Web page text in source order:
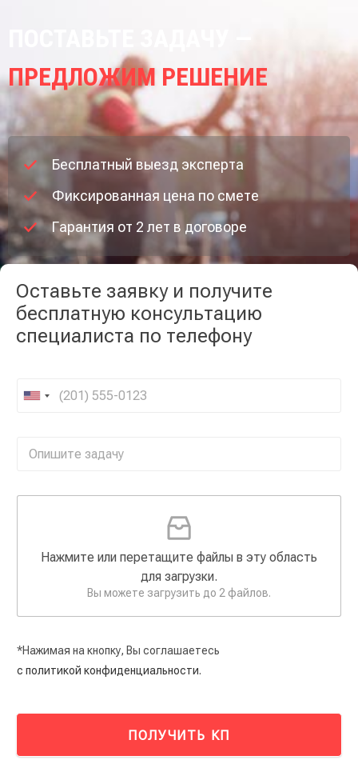
ПРЕДЛОЖИМ РЕШЕНИЕ
Бесплатный выезд эксперта
Фиксированная цена по смете
Гарантия от 2 лет в договоре
Оставьте заявку и получите
бесплатную консультацию
специалиста по телефону
Нажмите или перетащите файлы в эту область
для загрузки.
Вы можете загрузить до 2 файлов.
*Нажимая на кнопку, Вы соглашаетесь
с политикой конфиденциальности.
ПОЛУЧИТЬ КП